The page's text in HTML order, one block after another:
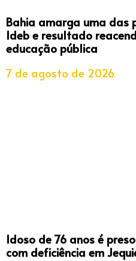
Bahia amarga uma das
Ideb e resultado
educação pública
7 de agosto de 2026
Idoso de 76 anos é
com deficiência em